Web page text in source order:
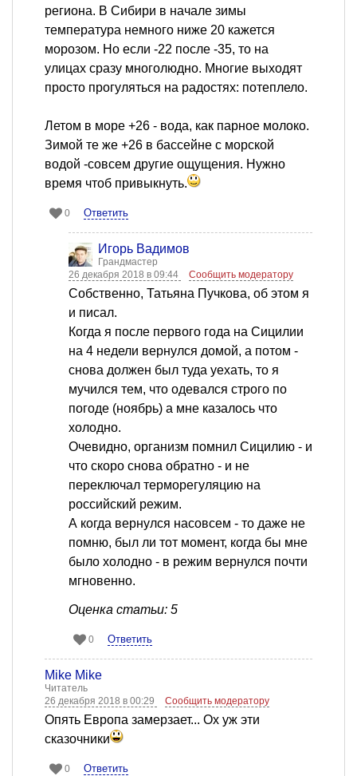
региона. В Сибири в начале зимы
температура немного ниже 20 кажется
морозом. Но если -22 после -35, то на
улицах сразу многолюдно. Многие выходят
просто прогуляться на радостях: потеплело.
Летом в море +26 - вода, как парное молоко.
Зимой те же +26 в бассейне с морской
водой -совсем другие ощущения. Нужно
время чтоб привыкнуть.
0 Ответить
Игорь Вадимов
Грандмастер
26 декабря 2018 в 09:44
Сообщить модератору
Собственно, Татьяна Пучкова, об этом я
и писал.
Когда я после первого года на Сицилии
на 4 недели вернулся домой, а потом -
снова должен был туда уехать, то я
мучился тем, что одевался строго по
погоде (ноябрь) а мне казалось что
холодно.
Очевидно, организм помнил Сицилию - и
что скоро снова обратно - и не
переключал терморегуляцию на
российский режим.
А когда вернулся насовсем - то даже не
помню, был ли тот момент, когда бы мне
было холодно - в режим вернулся почти
мгновенно.
Оценка статьи: 5
0 Ответить
Mike Mike
Читатель
26 декабря 2018 в 00:29
Сообщить модератору
Опять Европа замерзает... Ох уж эти
сказочники
0 Ответить